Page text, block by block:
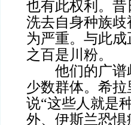
也有此权利。
洗去自身种族
为严重。与此
之百是川粉。
他们的广谱歧
少数群体。希
说“这些人就是
外、伊斯兰恐